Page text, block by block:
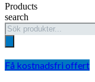
Products
search
Få kostnadsfri offert